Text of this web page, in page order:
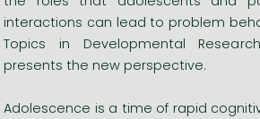
interactions can lead to problem
Topics in Developmental
presents the new perspective.
Adolescence is a time of rapid